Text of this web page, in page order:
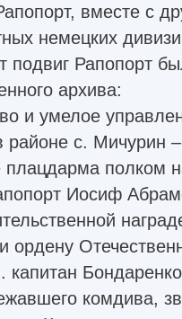
вместе с
немецких
подвиг Рапопорт
архива:
и умелое
с. Мичурин –
полком
Иосиф
ордену
капитан
комдива,